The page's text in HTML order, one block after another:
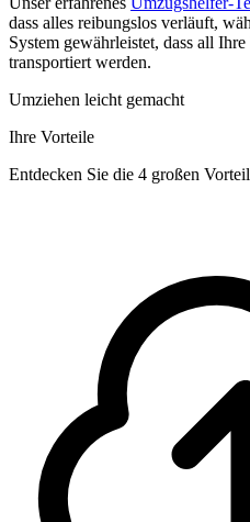
dass alles reibungslos verläuft,
System gewährleistet, dass all
transportiert werden.
Umziehen leicht gemacht
Ihre Vorteile
Entdecken Sie die 4 großen